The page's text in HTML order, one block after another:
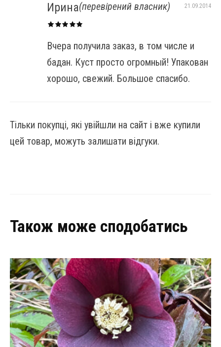
Ирина(перевірений власник) 21.09.2014
Вчера получила заказ, в том числе и
бадан. Куст просто огромный! Упакован
хорошо, свежий. Большое спасибо.
Тільки покупці, які увійшли на сайт і вже купили
цей товар, можуть залишати відгуки.
Також може сподобатись